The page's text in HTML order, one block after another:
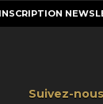
Suivez-nous